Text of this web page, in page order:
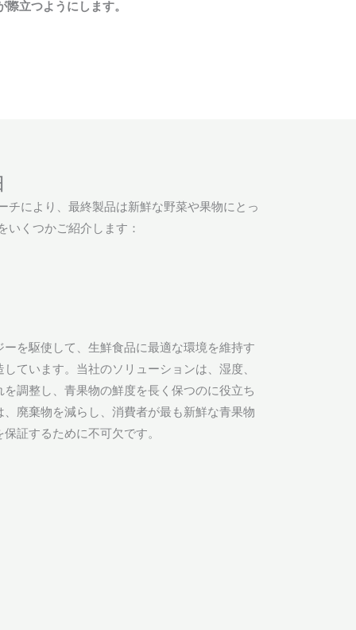
立つようにします。
により、最終製品は新鮮な野菜や果物にとっ
くつかご紹介します：
を駆使して、生鮮食品に最適な環境を維持す
ています。当社のソリューションは、湿度、
調整し、青果物の鮮度を長く保つのに役立ち
、廃棄物を減らし、消費者が最も新鮮な青果物
証するために不可欠です。